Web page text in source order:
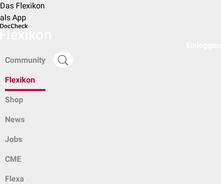
Das Flexikon
als App
Community
Flexikon
Shop
News
Jobs
CME
Flexa